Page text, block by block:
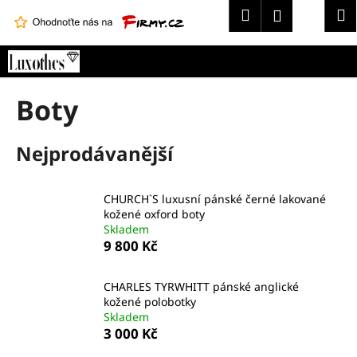
Přejít
na
obsah
HledatPřihlášení
košík
Boty
Nejprodávanější
CHURCH`S luxusní pánské černé lakované
kožené oxford boty
Skladem
9 800 Kč
CHARLES TYRWHITT pánské anglické
kožené polobotky
Skladem
3 000 Kč
š
í
C
o
p
o
t